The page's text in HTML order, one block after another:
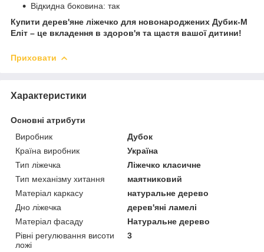
Відкидна боковина: так
Купити дерев'яне ліжечко для новонароджених Дубик-М
Еліт – це вкладення в здоров'я та щастя вашої дитини!
Приховати
Характеристики
Основні атрибути
Виробник
Дубок
Країна виробник
Україна
Тип ліжечка
Ліжечко класичне
Тип механізму хитання
маятниковий
Матеріал каркасу
натуральне дерево
Дно ліжечка
дерев'яні ламелі
Матеріал фасаду
Натуральне дерево
Рівні регулювання висоти
ложі
3